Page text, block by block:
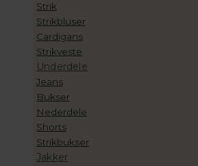
Strik
Strikbluser
Cardigans
Strikveste
Underdele
Jeans
Bukser
Nederdele
Shorts
Strikbukser
Jakker